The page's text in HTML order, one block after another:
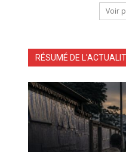
Voir
RÉSUMÉ DE